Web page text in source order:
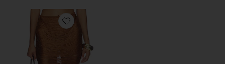
Favorite KATALIA スカート